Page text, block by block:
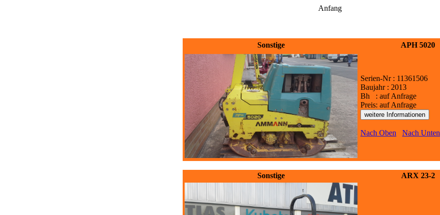
Anfang
Sonstige APH 5020
Serien-Nr : 11361506
Baujahr : 2013
Bh : auf Anfrage
Preis: auf Anfrage
Nach Oben Nach Unten
Sonstige ARX 23-2